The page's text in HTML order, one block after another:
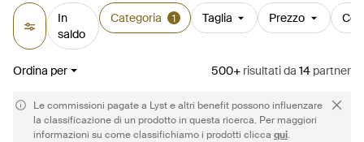
In
saldo
Categoria 1 Taglia Prezzo
Ordina per 500+ risultatida 14 partner
Le commissioni pagate a Lyst e altri benefit possono influenzare
la classificazione di un prodotto in questa ricerca. Per maggiori
informazioni su come classifichiamo i prodotti clicca qui.